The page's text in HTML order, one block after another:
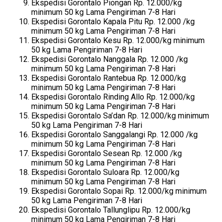
Ekspedisi Gorontalo Piongan Rp. 12.000/kg
minimum 50 kg Lama Pengiriman 7-8 Hari
Ekspedisi Gorontalo Kapala Pitu Rp. 12.000 /kg
minimum 50 kg Lama Pengiriman 7-8 Hari
Ekspedisi Gorontalo Kesu Rp. 12.000/kg minimum
50 kg Lama Pengiriman 7-8 Hari
Ekspedisi Gorontalo Nanggala Rp. 12.000 /kg
minimum 50 kg Lama Pengiriman 7-8 Hari
Ekspedisi Gorontalo Rantebua Rp. 12.000/kg
minimum 50 kg Lama Pengiriman 7-8 Hari
Ekspedisi Gorontalo Rinding Allo Rp. 12.000/kg
minimum 50 kg Lama Pengiriman 7-8 Hari
Ekspedisi Gorontalo Sa’dan Rp. 12.000/kg minimum
50 kg Lama Pengiriman 7-8 Hari
Ekspedisi Gorontalo Sanggalangi Rp. 12.000 /kg
minimum 50 kg Lama Pengiriman 7-8 Hari
Ekspedisi Gorontalo Sesean Rp. 12.000 /kg
minimum 50 kg Lama Pengiriman 7-8 Hari
Ekspedisi Gorontalo Suloara Rp. 12.000/kg
minimum 50 kg Lama Pengiriman 7-8 Hari
Ekspedisi Gorontalo Sopai Rp. 12.000/kg minimum
50 kg Lama Pengiriman 7-8 Hari
Ekspedisi Gorontalo Tallunglipu Rp. 12.000/kg
minimum 50 kg Lama Pengiriman 7-8 Hari